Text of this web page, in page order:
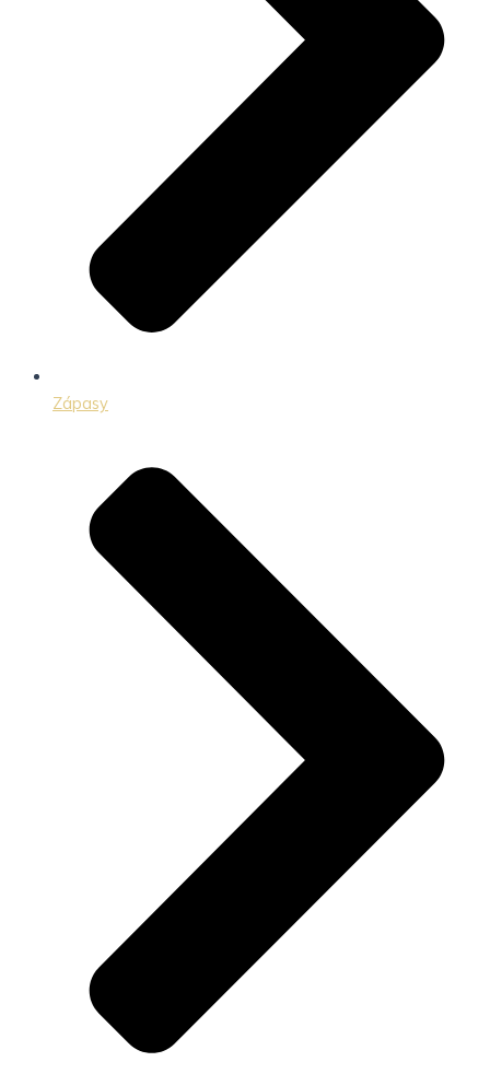
Zápasy